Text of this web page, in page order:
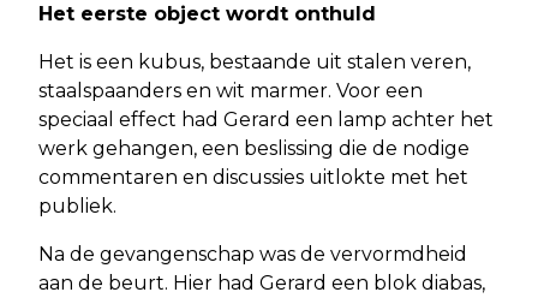
Het eerste object wordt onthuld
Het is een kubus, bestaande uit stalen veren,
staalspaanders en wit marmer. Voor een
speciaal effect had Gerard een lamp achter het
werk gehangen, een beslissing die de nodige
commentaren en discussies uitlokte met het
publiek.
Na de gevangenschap was de vervormdheid
aan de beurt. Hier had Gerard een blok diabas,